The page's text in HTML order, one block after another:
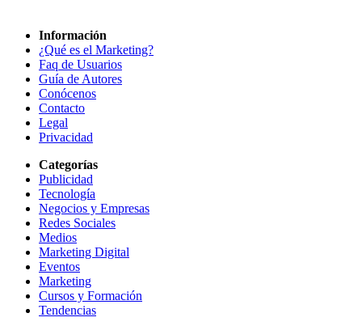
Información
¿Qué es el Marketing?
Faq de Usuarios
Guía de Autores
Conócenos
Contacto
Legal
Privacidad
Categorías
Publicidad
Tecnología
Negocios y Empresas
Redes Sociales
Medios
Marketing Digital
Eventos
Marketing
Cursos y Formación
Tendencias